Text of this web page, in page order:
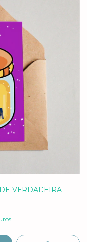
VERDADEIRA